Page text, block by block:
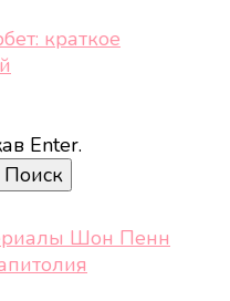
краткое
Enter.
Шон Пенн